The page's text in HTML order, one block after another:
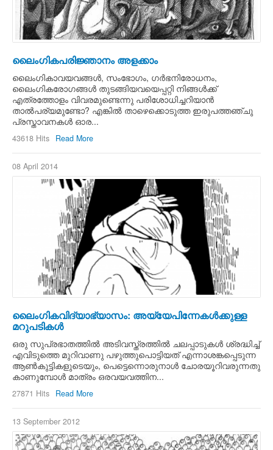
ലൈംഗികപരിജ്ഞാനം അളക്കാം
ലൈംഗികാവയവങ്ങള്‍, സംഭോഗം, ഗര്‍ഭനിരോധനം,
ലൈംഗികരോഗങ്ങള്‍ തുടങ്ങിയവയെപ്പറ്റി നിങ്ങള്‍ക്ക്
എത്രത്തോളം വിവരമുണ്ടെന്നു പരിശോധിച്ചറിയാന്‍
താല്‍പര്യമുണ്ടോ? എങ്കില്‍ താഴെക്കൊടുത്ത ഇരുപത്തഞ്ചു
പ്രസ്താവനകള്‍ ഓര...
43618 Hits Read More
08 April 2014
ലൈംഗികവിദ്യാഭ്യാസം: അയ്യേപിന്നേകള്‍ക്കുള്ള
മറുപടികള്‍
ഒരു സുപ്രഭാതത്തില്‍ അടിവസ്ത്രത്തില്‍ ചലപ്പാടുകള്‍ ശ്രദ്ധിച്ച്
എവിടുത്തെ മുറിവാണു പഴുത്തുപൊട്ടിയത് എന്നാശങ്കപ്പെടുന്ന
ആണ്‍കുട്ടികളുടെയും, പെട്ടെന്നൊരുനാള്‍ ചോരയൂറിവരുന്നതു
കാണുമ്പോള്‍ മാത്രം ഒരവയവത്തിന...
27871 Hits Read More
13 September 2012